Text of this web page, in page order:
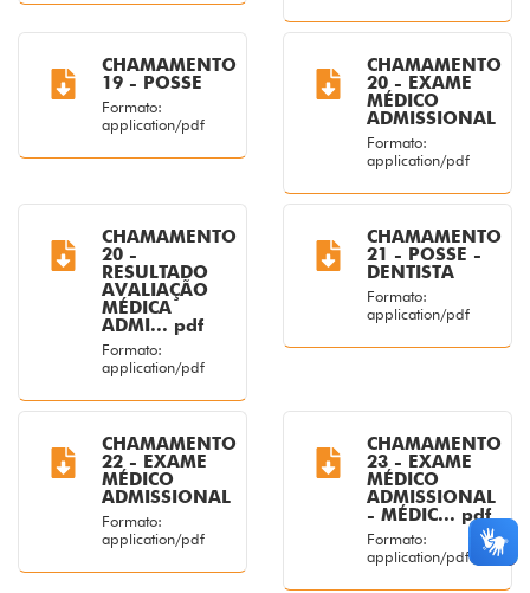
CHAMAMENTO
19 - POSSE
Formato:
application/pdf
CHAMAMENTO
20 - EXAME
MÉDICO
ADMISSIONAL
Formato:
application/pdf
CHAMAMENTO
20 -
RESULTADO
AVALIAÇÃO
MÉDICA
ADMI... pdf
Formato:
application/pdf
CHAMAMENTO
21 - POSSE -
DENTISTA
Formato:
application/pdf
CHAMAMENTO
22 - EXAME
MÉDICO
ADMISSIONAL
Formato:
application/pdf
CHAMAMENTO
23 - EXAME
MÉDICO
ADMISSIONAL
- MÉDIC... pdf
Formato:
application/pdf